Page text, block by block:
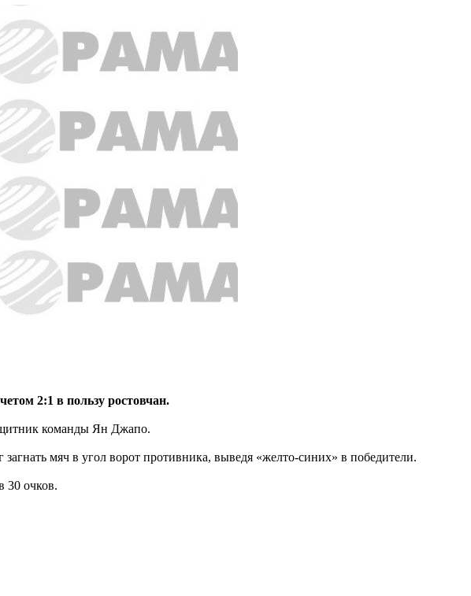
2:1 в пользу ростовчан.
команды Ян Джапо.
мяч в угол ворот противника, выведя «желто-синих» в победители.
30 очков.